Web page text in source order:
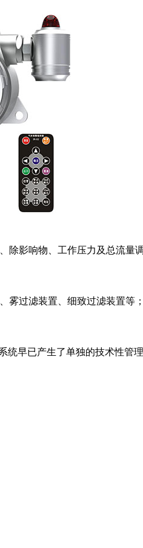
影响物、工作压力及总流量
雾过滤装置、细致过滤装置等；
早已产生了单独的技术性管